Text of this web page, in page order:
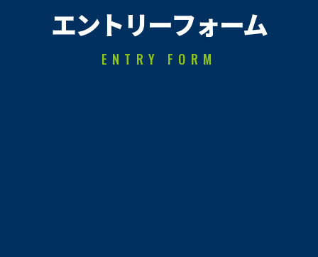
エントリーフォーム
ENTRY FORM